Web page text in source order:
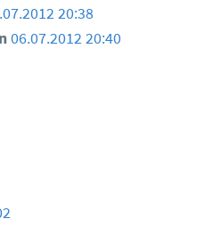
20:38
06.07.2012 20:40